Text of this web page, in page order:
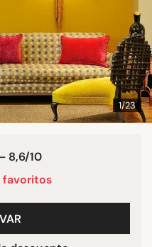
1/23
8,6/10
favoritos